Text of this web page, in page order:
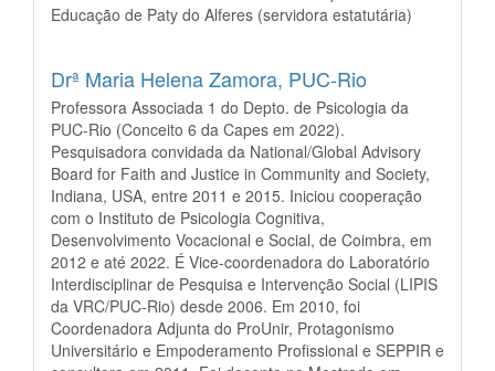
Educação de Paty do Alferes (servidora estatutária)
Drª Maria Helena Zamora, PUC-Rio
Professora Associada 1 do Depto. de Psicologia da
PUC-Rio (Conceito 6 da Capes em 2022).
Pesquisadora convidada da National/Global Advisory
Board for Faith and Justice in Community and Society,
Indiana, USA, entre 2011 e 2015. Iniciou cooperação
com o Instituto de Psicologia Cognitiva,
Desenvolvimento Vocacional e Social, de Coimbra, em
2012 e até 2022. É Vice-coordenadora do Laboratório
Interdisciplinar de Pesquisa e Intervenção Social (LIPIS
da VRC/PUC-Rio) desde 2006. Em 2010, foi
Coordenadora Adjunta do ProUnir, Protagonismo
Universitário e Empoderamento Profissional e SEPPIR e